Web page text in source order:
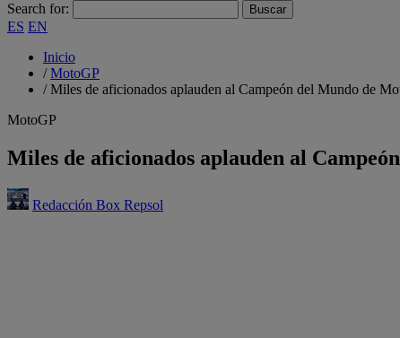
Search for:
ES EN
Inicio
/MotoGP
/Miles de aficionados aplauden al Campeón del Mundo de
MotoGP
Miles de aficionados aplauden al
Redacción Box Repsol